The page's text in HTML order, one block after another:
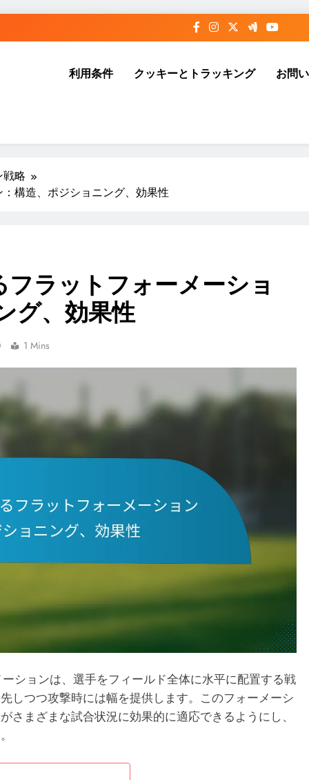
利用条件 クッキーとトラッキング お問
略
構造、ポジショニング、効果性
ラットフォーメーショ
グ、効果性
1 Mins
ションは、選手をフィールド全体に水平に配置する戦
しつつ攻撃時には幅を提供します。このフォーメーシ
まざまな試合状況に効果的に適応できるようにし、